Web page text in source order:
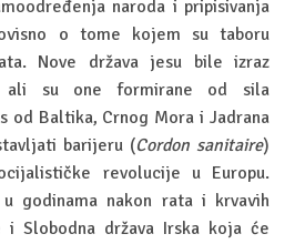
naroda i pripisivanja
o tome kojem su taboru
Nove država jesu bile izraz
ali su one formirane od sila
od Baltika, Crnog Mora i Jadrana
barijeru (Cordon sanitaire)
revolucije u Europu.
u godinama nakon rata i krvavih
i Slobodna država Irska koja će